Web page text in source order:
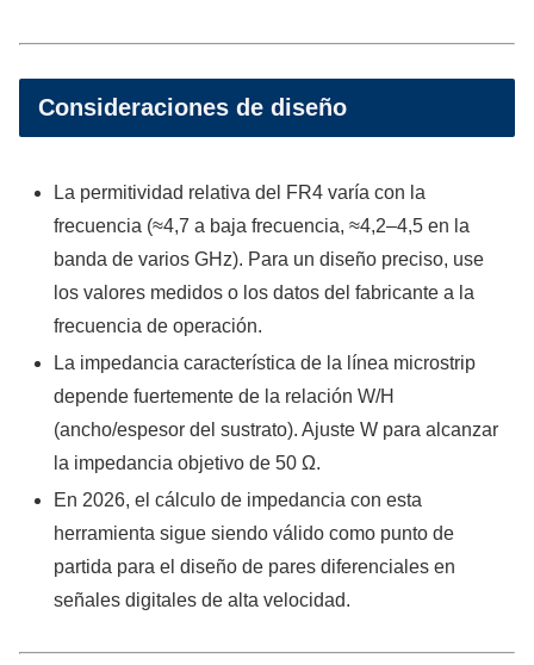
Consideraciones de diseño
La permitividad relativa del FR4 varía con la
frecuencia (≈4,7 a baja frecuencia, ≈4,2–4,5 en la
banda de varios GHz). Para un diseño preciso, use
los valores medidos o los datos del fabricante a la
frecuencia de operación.
La impedancia característica de la línea microstrip
depende fuertemente de la relación W/H
(ancho/espesor del sustrato). Ajuste W para alcanzar
la impedancia objetivo de 50 Ω.
En 2026, el cálculo de impedancia con esta
herramienta sigue siendo válido como punto de
partida para el diseño de pares diferenciales en
señales digitales de alta velocidad.